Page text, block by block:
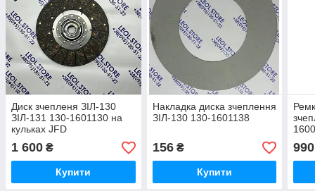
Диск зчепленя ЗІЛ-130
ЗІЛ-131 130-1601130 на
кульках JFD
1 600 ₴
Купити
Накладка диска зчеплення
ЗІЛ-130 130-1601138
156₴
Купити
990